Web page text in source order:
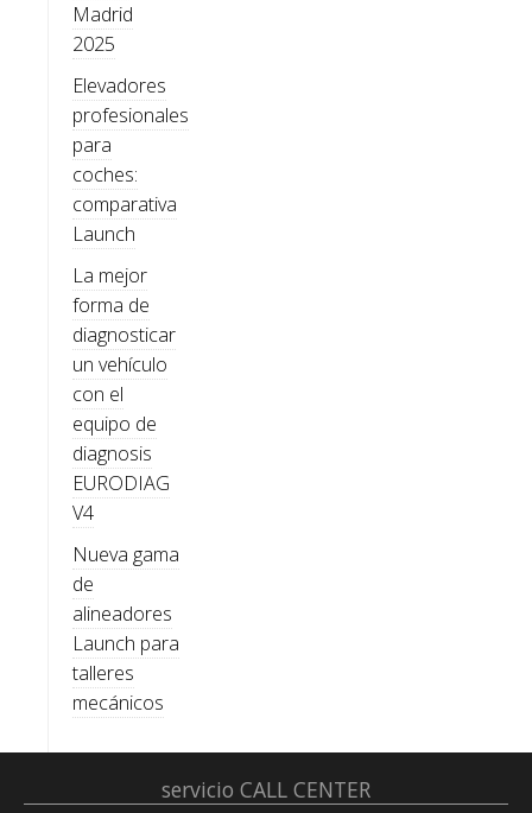
Madrid
2025
Elevadores
profesionales
para
coches:
comparativa
Launch
La mejor
forma de
diagnosticar
un vehículo
con el
equipo de
diagnosis
EURODIAG
V4
Nueva gama
de
alineadores
Launch para
talleres
mecánicos
servicio CALL CENTER